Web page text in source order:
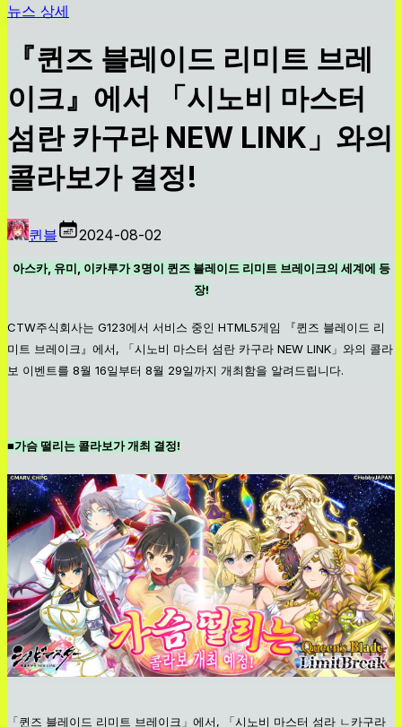
뉴스 상세
『퀸즈 블레이드 리미트 브레
이크』에서 「시노비 마스터
섬란 카구라 NEW LINK」와의
콜라보가 결정!
퀸블 2024-08-02
아스카, 유미, 이카루가 3명이 퀸즈 블레이드 리미트 브레이크의 세계에 등
장!
CTW주식회사는 G123에서 서비스 중인 HTML5게임 『퀸즈 블레이드 리
미트 브레이크』에서, 「시노비 마스터 섬란 카구라 NEW LINK」와의 콜라
보 이벤트를 8월 16일부터 8월 29일까지 개최함을 알려드립니다.
■가슴 떨리는 콜라보가 개최 결정!
「퀸즈 블레이드 리미트 브레이크」에서, 「시노비 마스터 섬라 ㄴ카구라